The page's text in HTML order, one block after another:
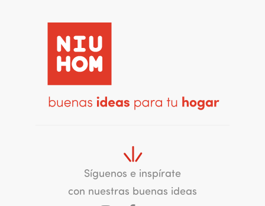
Síguenos e inspírate
con nuestras buenas ideas